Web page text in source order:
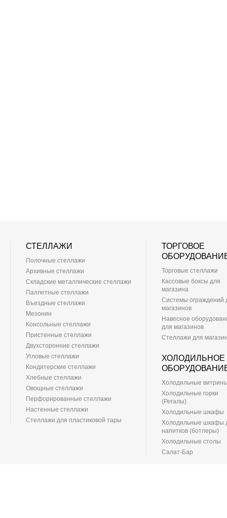
СТЕЛЛАЖИ
Полочные стеллажи
Архивные стеллажи
Складские металлические стеллажи
Паллетные стеллажи
Въездные стеллажи
Мезонин
Консольные стеллажи
Пристенные стеллажи
Двухсторонние стеллажи
Угловые стеллажи
Кондитерские стеллажи
Хлебные стеллажи
Овощные стеллажи
Перфорированные стеллажи
Настенные стеллажи
Стеллажи для пластиковой тары
ТОРГОВОЕ
Торговые стеллажи
Кассовые боксы для
магазина
Системы ограждений
магазинов
Навесное
для магазинов
Стеллажи для
ХОЛОДИЛЬНОЕ
Холодильные
Холодильные горки
(Регалы)
Холодильные шкафы
Холодильные шкафы
напитков (ботлеры)
Холодильные столы
Салат-Бар